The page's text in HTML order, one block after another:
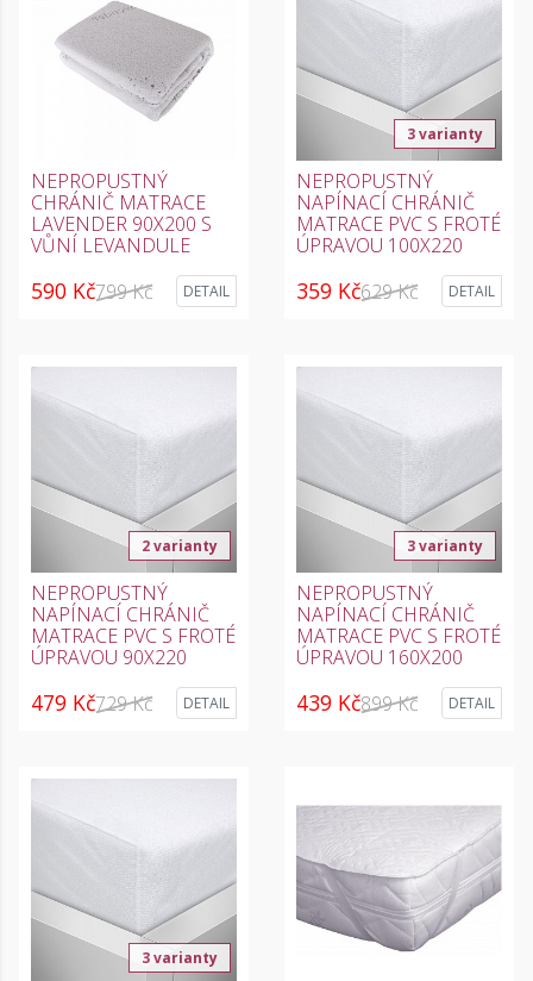
NEPROPUSTNÝ
CHRÁNIČ MATRACE
LAVENDER 90X200 S
VŮNÍ LEVANDULE
590 Kč799 Kč DETAIL
3 varianty
NEPROPUSTNÝ
NAPÍNACÍ CHRÁNIČ
MATRACE PVC S FROTÉ
ÚPRAVOU 100X220
359 Kč629 Kč DETAIL
2 varianty
NEPROPUSTNÝ
NAPÍNACÍ CHRÁNIČ
MATRACE PVC S FROTÉ
ÚPRAVOU 90X220
479 Kč729 Kč DETAIL
3 varianty
NEPROPUSTNÝ
NAPÍNACÍ CHRÁNIČ
MATRACE PVC S FROTÉ
ÚPRAVOU 160X200
439 Kč899 Kč DETAIL
3 varianty